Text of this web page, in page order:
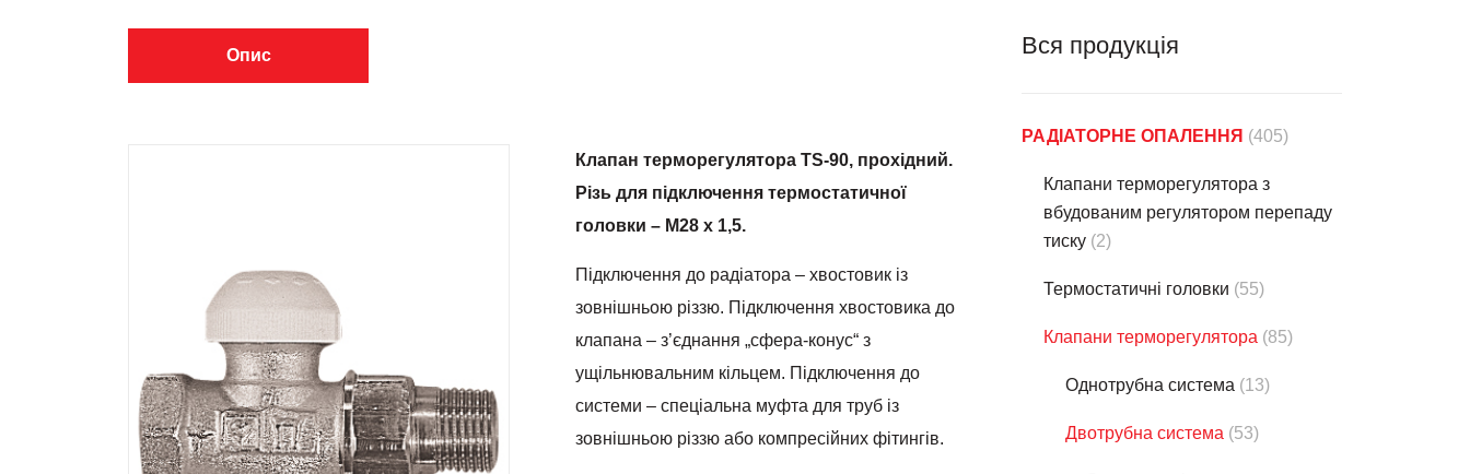
Опис
Клапан терморегулятора TS-90, прохідний.
Різь для підключення термостатичної
головки – М28 х 1,5.
Підключення до радіатора – хвостовик із
зовнішньою різзю. Підключення хвостовика до
клапана – з’єднання „сфера-конус“ з
ущільнювальним кільцем. Підключення до
системи – спеціальна муфта для труб із
зовнішньою різзю або компресійних фітингів.
Вся продукція
РАДІАТОРНЕ ОПАЛЕННЯ (405)
Клапани терморегулятора з
вбудованим регулятором перепаду
тиску (2)
Термостатичнi головки (55)
Клапани терморегулятора (85)
Однотрубна система (13)
Двотрубна система (53)